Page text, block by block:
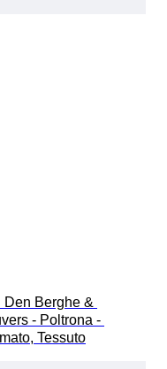
Den Berghe &
- Poltrona -
Tessuto